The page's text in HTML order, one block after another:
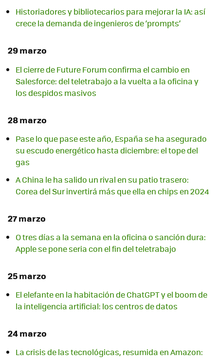
Historiadores y bibliotecarios para mejorar la IA: así
crece la demanda de ingenieros de ‘prompts’
29 marzo
El cierre de Future Forum confirma el cambio en
Salesforce: del teletrabajo a la vuelta a la oficina y
los despidos masivos
28 marzo
Pase lo que pase este año, España se ha asegurado
su escudo energético hasta diciembre: el tope del
gas
A China le ha salido un rival en su patio trasero:
Corea del Sur invertirá más que ella en chips en 2024
27 marzo
O tres días a la semana en la oficina o sanción dura:
Apple se pone seria con el fin del teletrabajo
25 marzo
El elefante en la habitación de ChatGPT y el boom de
la inteligencia artificial: los centros de datos
24 marzo
La crisis de las tecnológicas, resumida en Amazon: